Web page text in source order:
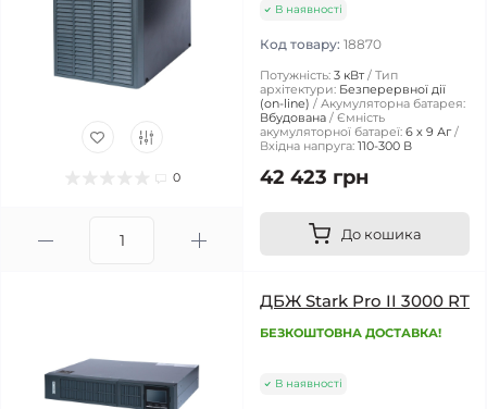
0
В наявності
Код товару: 18870
Потужність: 3 кВт
Тип
архітектури: Безперервної дії
(on-line)
Акумуляторна батарея:
Вбудована
Ємність
акумуляторної батареї: 6 х 9 Аг
Вхідна напруга: 110-300 В
42 423 грн
До кошика
ДБЖ Stark Pro II 3000 RT
БЕЗКОШТОВНА ДОСТАВКА!
В наявності